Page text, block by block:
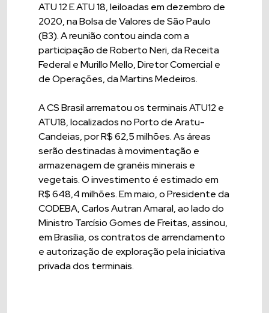
ATU 12 E ATU 18, leiloadas em dezembro de
2020, na Bolsa de Valores de São Paulo
(B3). A reunião contou ainda com a
participação de Roberto Neri, da Receita
Federal e Murillo Mello, Diretor Comercial e
de Operações, da Martins Medeiros.
A CS Brasil arrematou os terminais ATU12 e
ATU18, localizados no Porto de Aratu-
Candeias, por R$ 62,5 milhões. As áreas
serão destinadas à movimentação e
armazenagem de granéis minerais e
vegetais. O investimento é estimado em
R$ 648,4 milhões. Em maio, o Presidente da
CODEBA, Carlos Autran Amaral, ao lado do
Ministro Tarcísio Gomes de Freitas, assinou,
em Brasília, os contratos de arrendamento
e autorização de exploração pela iniciativa
privada dos terminais.